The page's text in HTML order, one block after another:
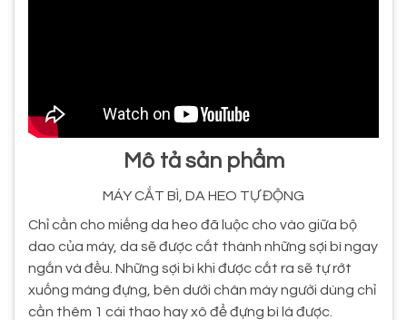
Mô tả sản phẩm
MÁY CẮT BÌ, DA HEO TỰ ĐỘNG
Chỉ cần cho miếng da heo đã luộc cho vào giữa bộ
dao của máy, da sẽ được cắt thành những sợi bì ngay
ngắn và đều. Những sợi bì khi được cắt ra sẽ tự rớt
xuống máng đựng, bên dưới chân máy người dùng chỉ
cần thêm 1 cái thao hay xô để đựng bì là được.